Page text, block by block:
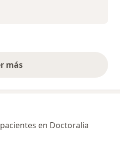
más
opiniones anteriores
en Doctoralia